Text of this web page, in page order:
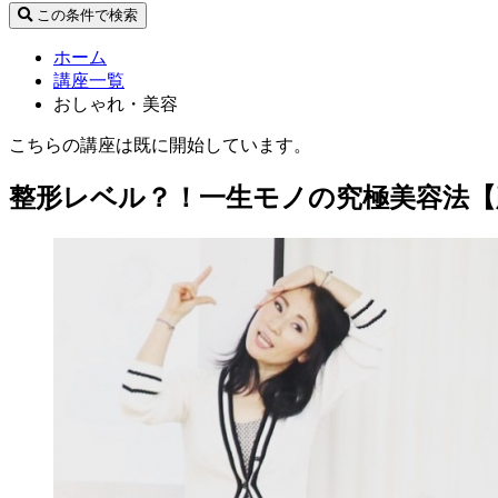
この条件で検索
ホーム
講座一覧
おしゃれ・美容
こちらの講座は既に開始しています。
整形レベル？！一生モノの究極美容法